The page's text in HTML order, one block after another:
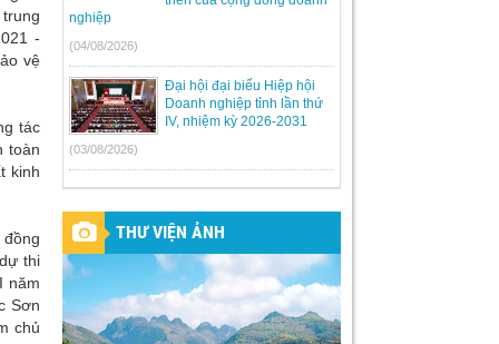
-
vệ
tác
toàn
kinh
thi
năm
Sơn
chủ
nghiệp
(04/08/2026)
Đại hội đại biểu Hiệp hội
Doanh nghiệp tỉnh lần thứ
IV, nhiệm kỳ 2026-2031
(03/08/2026)
THƯ VIỆN ẢNH